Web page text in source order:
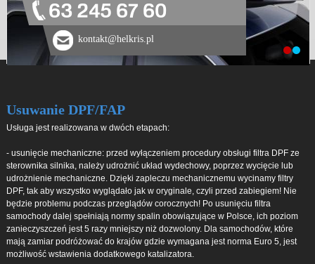
63 245 67 60
kontakt@helkris.pl
Usuwanie DPF/FAP
Usługa jest realizowana w dwóch etapach:
- usunięcie mechaniczne: przed wyłączeniem procedury obsługi filtra DPF ze
sterownika silnika, należy udrożnić układ wydechowy, poprzez wycięcie lub
udrożnienie mechaniczne. Dzięki zapleczu mechanicznemu wycinamy filtry
DPF, tak aby wszystko wyglądało jak w oryginale, czyli przed zabiegiem! Nie
będzie problemu podczas przeglądów corocznych! Po usunięciu filtra
samochody dalej spełniają normy spalin obowiązujące w Polsce, ich poziom
zanieczyszczeń jest 5 razy mniejszy niż dozwolony. Dla samochodów, które
mają zamiar podróżować do krajów gdzie wymagana jest norma Euro 5, jest
możliwość wstawienia dodatkowego katalizatora.